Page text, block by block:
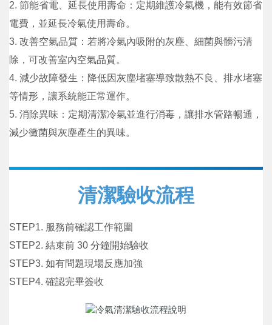
2. 節能省電、延長使用壽命：定期維護冷氣機，能有效節省
電費，並延長冷氣使用壽命。
3. 改善空氣品質：若將冷氣內吸附的灰塵、細菌與髒污清
除，可改善室內空氣品質。
4. 減少故障發生：降低因灰塵堵塞導致散熱不良、排水堵塞
等情形，讓系統能正常運作。
5. 消除異味：定期清潔冷氣並進行消毒，讓排水管路暢通，
減少黴菌與灰塵產生的異味。
清潔驗收流程
STEP1. 服務前確認工作範圍
STEP2. 結束前 30 分鐘開始驗收
STEP3. 如有問題現場反應加強
STEP4. 確認完畢簽收